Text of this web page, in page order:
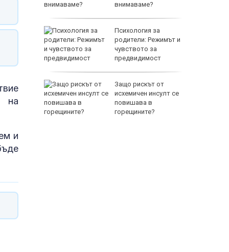
на
и
за
внимаваме?
Психология за
родители: Режимът и
чувството за
предвидимост
Защо рискът от
исхемичен инсулт се
повишава в
горещините?